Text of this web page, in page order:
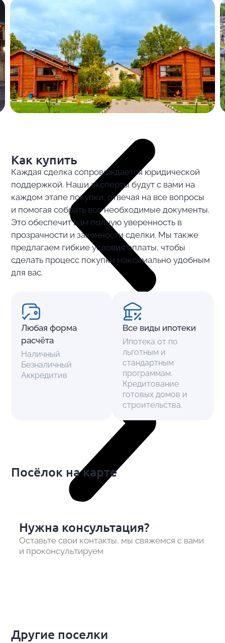
Как купить
Каждая сделка сопровождается юридической
поддержкой. Наши эксперты будут с вами на
каждом этапе покупки, отвечая на все вопросы
и помогая собрать все необходимые документы.
Это обеспечит вам полную уверенность в
прозрачности и законности сделки. Мы также
предлагаем гибкие условия оплаты, чтобы
сделать процесс покупки максимально удобным
для вас.
Любая форма
расчёта
Наличный
Безналичный
Аккредитив
Все виды ипотеки
Ипотека от по
льготным и
стандартным
программам.
Кредитование
готовых домов и
строительства.
Посёлок на карте
Нужна консультация?
Оставьте свои контакты, мы свяжемся с вами
и проконсультируем
Другие поселки